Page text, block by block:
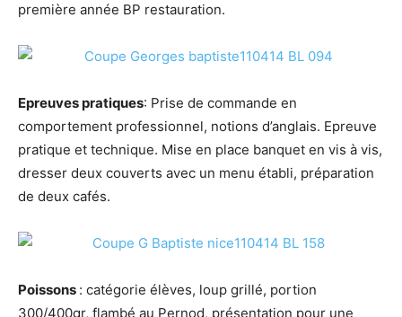
première année BP restauration.
Epreuves pratiques: Prise de commande en
comportement professionnel, notions d’anglais. Epreuve
pratique et technique. Mise en place banquet en vis à vis,
dresser deux couverts avec un menu établi, préparation
de deux cafés.
Poissons : catégorie élèves, loup grillé, portion
300/400gr, flambé au Pernod, présentation pour une